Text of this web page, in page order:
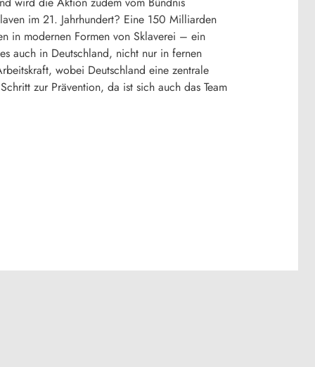
im 21. Jahrhundert? Eine 150 Milliarden
in modernen Formen von Sklaverei – ein
auch in Deutschland, nicht nur in fernen
wobei Deutschland eine zentrale
zur Prävention, da ist sich auch das Team